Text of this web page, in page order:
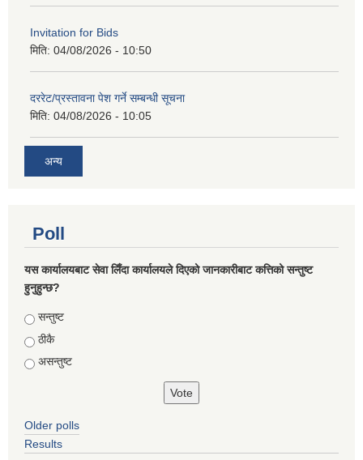
Invitation for Bids
मिति: 04/08/2026 - 10:50
दररेट/प्रस्तावना पेश गर्ने सम्बन्धी सूचना
मिति: 04/08/2026 - 10:05
अन्य
Poll
यस कार्यालयबाट सेवा लिँदा कार्यालयले दिएको जानकारीबाट कत्तिको सन्तुष्ट
हुनुहुन्छ?
Choices
सन्तुष्ट
ठीकै
असन्तुष्ट
Older polls
Results